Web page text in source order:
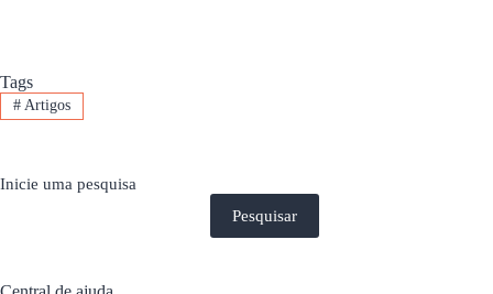
Tags
#Artigos
Inicie uma pesquisa
Pesquisar